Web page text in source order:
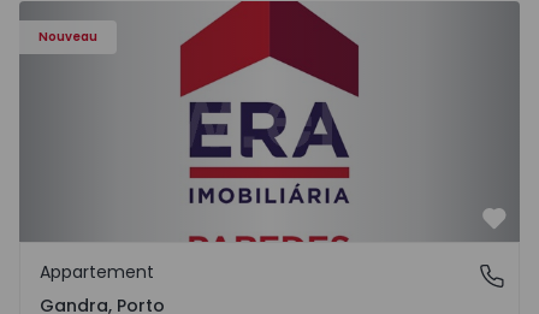
Nouveau
Appartement T0 Paredes, Gandra - 1575265 - 1
Gandra, Porto
Appartement
Gandra, Porto